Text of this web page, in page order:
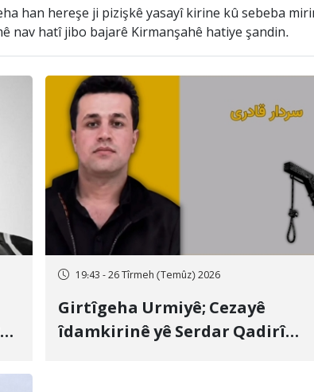
han hereşe ji pizişkê yasayî kirine kû sebeba
nav hatî jibo bajarê Kirmanşahê hatiye şandin.
19:43 - 26 Tîrmeh (Temûz) 2026
Girtîgeha Urmiyê; Cezayê
îdamkirinê yê Serdar Qadirî